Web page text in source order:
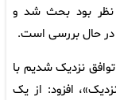
نظر بود بحث شد و
در حال بررسی است.
گذشته به توافق نزدیک شدیم با
افزود: از یک